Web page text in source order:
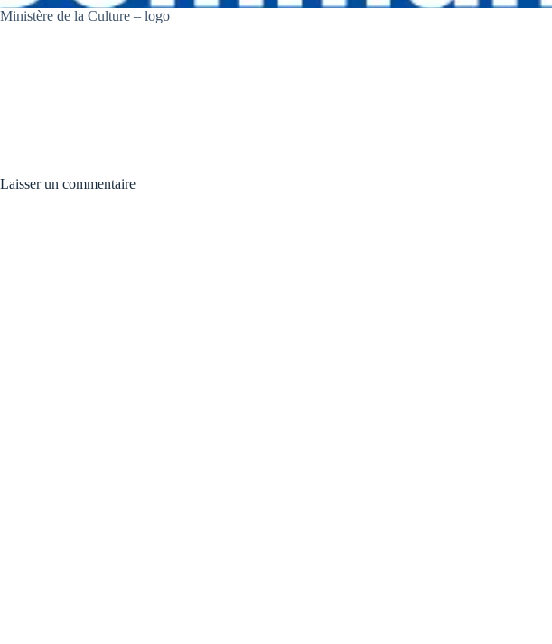
Ministère de la Culture – logo
Laisser un commentaire